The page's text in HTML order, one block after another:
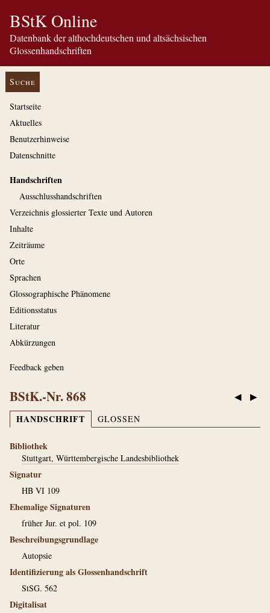
BStK Online
Datenbank der althochdeutschen und altsächsischen
Glossenhandschriften
Suche
Startseite
Aktuelles
Benutzerhinweise
Datenschnitte
Handschriften
Ausschluss­handschriften
Verzeichnis glossierter Texte und Autoren
Inhalte
Zeiträume
Orte
Sprachen
Glossographische Phänomene
Editionsstatus
Literatur
Abkürzungen
Feedback geben
◀ ▶
BStK.-Nr. 868
HANDSCHRIFT GLOSSEN
Bibliothek
Stuttgart, Württembergische Landesbibliothek
Signatur
HB VI 109
Ehemalige Signaturen
früher Jur. et pol. 109
Beschreibungsgrundlage
Autopsie
Identifizierung als Glossenhandschrift
StSG. 562
Digitalisat